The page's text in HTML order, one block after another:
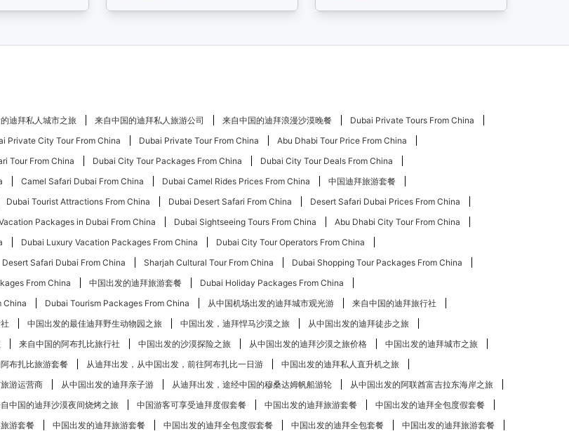
迪拜私人城市之旅 来自中国的迪拜私人旅游公司 来自中国的迪拜浪漫沙漠晚餐
Dubai Private Tours From China
Private City Tour From China Dubai Private Tour From China
Abu Dhabi Tour Price From China
Tour From China Dubai City Tour Packages From China
Dubai City Tour Deals From China
Camel Safari Dubai From China Dubai Camel Rides Prices From China
中国迪拜旅游套餐
Dubai Tourist Attractions From China Dubai Desert Safari From China
Desert Safari Dubai Prices From China
Packages in Dubai From China Dubai Sightseeing Tours From China
Abu Dhabi City Tour From China
Dubai Luxury Vacation Packages From China
Dubai City Tour Operators From China
Desert Safari Dubai From China Sharjah Cultural Tour From China
Dubai Shopping Tour Packages From China
From China 中国出发的迪拜旅游套餐
Dubai Holiday Packages From China
China Dubai Tourism Packages From China 从中国机场出发的迪拜城市观光游
来自中国的迪拜旅行社
中国出发的最佳迪拜野生动物园之旅 中国出发，迪拜悍马沙漠之旅
从中国出发的迪拜徒步之旅
来自中国的阿布扎比​​旅行社 中国出发的沙漠探险之旅 从中国出发的迪拜沙漠之旅价格
中国出发的迪拜城市之旅
布扎比​​旅游套餐 从迪拜出发，从中国出发，前往阿布扎比一日游
中国出发的迪拜私人直升机之旅
游运营商 从中国出发的迪拜亲子游 从迪拜出发，途经中国的穆桑达姆帆船游轮
从中国出发的阿联酋富吉拉东海岸之旅
中国的迪拜沙漠夜间烧烤之旅 中国游客可享受迪拜度假套餐 中国出发的迪拜旅游套餐
中国出发的迪拜全包度假套餐
游套餐 中国出发的迪拜旅游套餐 中国出发的迪拜全包度假套餐 中国出发的迪拜全包套餐
中国出发的迪拜旅游套餐